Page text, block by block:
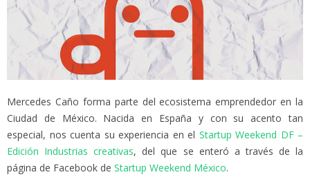
Mercedes Caño forma parte del ecosistema emprendedor en la
Ciudad de México. Nacida en España y con su acento tan
especial, nos cuenta su experiencia en el Startup Weekend DF –
Edición Industrias creativas, del que se enteró a través de la
página de Facebook de Startup Weekend México.